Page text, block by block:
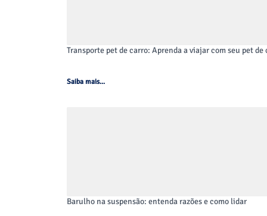
A nova geração do VW Constellation 19.380
produndidade; nova suspensão dianteira
Transporte pet de carro: Aprenda a viajar com seu pet
Saiba mais...
Barulho na suspensão: entenda razões e como lidar